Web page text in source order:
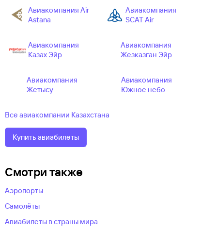
Авиакомпания Air
Astana
Авиакомпания
SCAT Air
Авиакомпания
Казах Эйр
Авиакомпания
Жезказган Эйр
Авиакомпания
Жетысу
Авиакомпания
Южное небо
Все авиакомпании Казахстана
Купить авиабилеты
Смотри также
Аэропорты
Самолёты
Авиабилеты в страны мира